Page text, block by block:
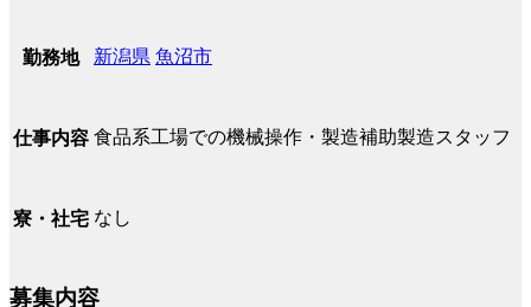
勤務地 新潟県 魚沼市
仕事内容 食品系工場での機械操作・製造補助製造スタッフ
寮・社宅 なし
募集内容